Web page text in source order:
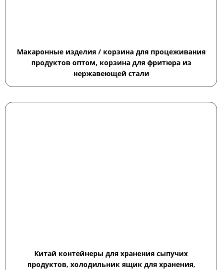
Макаронные изделия / корзина для процеживания
продуктов оптом, корзина для фритюра из
нержавеющей стали
Китай контейнеры для хранения сыпучих
продуктов, холодильник ящик для хранения,